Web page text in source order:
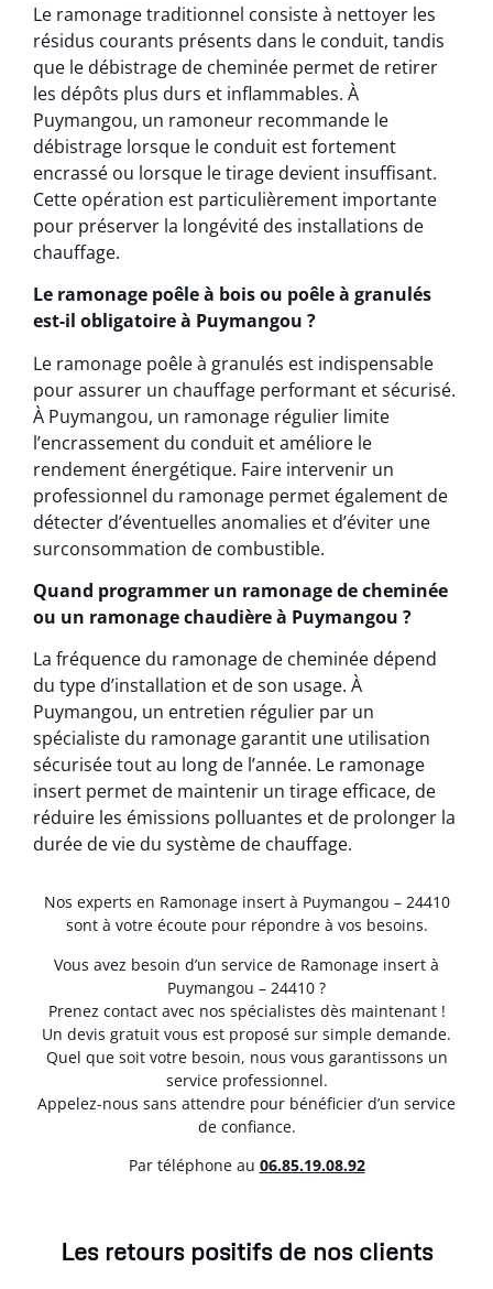
Le ramonage traditionnel consiste à nettoyer les
résidus courants présents dans le conduit, tandis
que le débistrage de cheminée permet de retirer
les dépôts plus durs et inflammables. À
Puymangou, un ramoneur recommande le
débistrage lorsque le conduit est fortement
encrassé ou lorsque le tirage devient insuffisant.
Cette opération est particulièrement importante
pour préserver la longévité des installations de
chauffage.
Le ramonage poêle à bois ou poêle à granulés
est-il obligatoire à Puymangou ?
Le ramonage poêle à granulés est indispensable
pour assurer un chauffage performant et sécurisé.
À Puymangou, un ramonage régulier limite
l’encrassement du conduit et améliore le
rendement énergétique. Faire intervenir un
professionnel du ramonage permet également de
détecter d’éventuelles anomalies et d’éviter une
surconsommation de combustible.
Quand programmer un ramonage de cheminée
ou un ramonage chaudière à Puymangou ?
La fréquence du ramonage de cheminée dépend
du type d’installation et de son usage. À
Puymangou, un entretien régulier par un
spécialiste du ramonage garantit une utilisation
sécurisée tout au long de l’année. Le ramonage
insert permet de maintenir un tirage efficace, de
réduire les émissions polluantes et de prolonger la
durée de vie du système de chauffage.
Nos experts en Ramonage insert à Puymangou – 24410
sont à votre écoute pour répondre à vos besoins.
Vous avez besoin d’un service de Ramonage insert à
Puymangou – 24410 ?
Prenez contact avec nos spécialistes dès maintenant !
Un devis gratuit vous est proposé sur simple demande.
Quel que soit votre besoin, nous vous garantissons un
service professionnel.
Appelez-nous sans attendre pour bénéficier d’un service
de confiance.
Par téléphone au 06.85.19.08.92
Les retours positifs de nos clients